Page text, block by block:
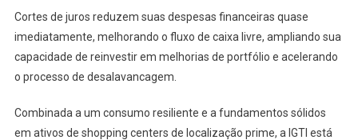
Cortes de juros reduzem suas despesas financeiras quase
imediatamente, melhorando o fluxo de caixa livre, ampliando sua
capacidade de reinvestir em melhorias de portfólio e acelerando
o processo de desalavancagem.
Combinada a um consumo resiliente e a fundamentos sólidos
em ativos de shopping centers de localização prime, a IGTI está